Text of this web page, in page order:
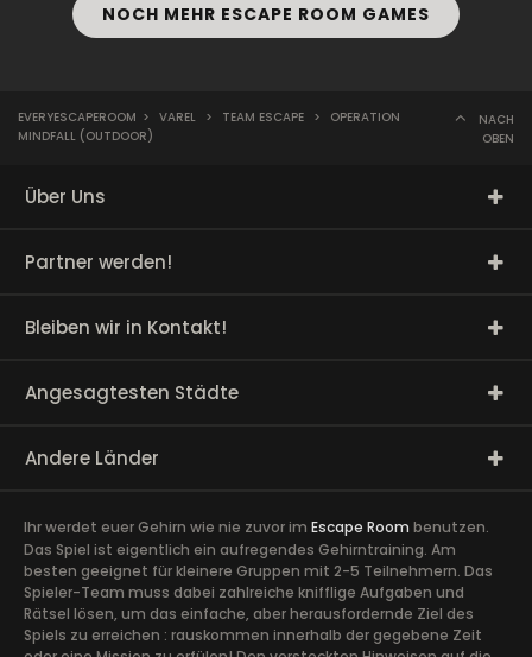
NOCH MEHR ESCAPE ROOM GAMES
EVERYESCAPEROOM > VAREL > TEAM ESCAPE >
OPERATION
MINDFALL (OUTDOOR)
NACH
OBEN
Über Uns
Partner werden!
Bleiben wir in Kontakt!
Angesagtesten Städte
Andere Länder
Ihr werdet euer Gehirn wie nie zuvor im Escape Room benutzen.
Das Spiel ist eigentlich ein aufregendes Gehirntraining. Am
besten geeignet für kleinere Gruppen mit 2-5 Teilnehmern. Das
Spieler-Team muss dabei zahlreiche knifflige Aufgaben und
Rätsel lösen, um das einfache, aber herausfordernde Ziel des
Spiels zu erreichen : rauskommen innerhalb der gegebene Zeit